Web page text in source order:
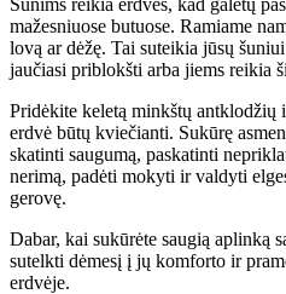
mažesniuose butuose. Ramiame
lovą ar dėžę. Tai suteikia jūsų
jaučiasi priblokšti arba jiems reikia
Pridėkite keletą minkštų antklodžių
erdvė būtų kviečianti. Sukūrę
skatinti saugumą, paskatinti
nerimą, padėti mokyti ir valdyti
gerovę.
Dabar, kai sukūrėte saugią aplinką
sutelkti dėmesį į jų komforto ir
erdvėje.